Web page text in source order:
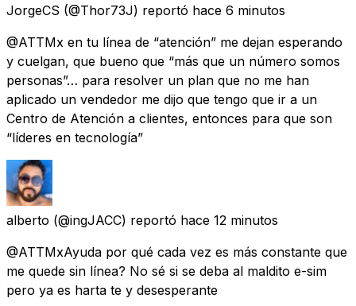
JorgeCS (@Thor73J) reportó hace 6 minutos
@ATTMx en tu línea de “atención” me dejan esperando
y cuelgan, que bueno que “más que un número somos
personas”… para resolver un plan que no me han
aplicado un vendedor me dijo que tengo que ir a un
Centro de Atención a clientes, entonces para que son
“líderes en tecnología”
alberto (@ingJACC) reportó hace 12 minutos
@ATTMxAyuda por qué cada vez es más constante que
me quede sin línea? No sé si se deba al maldito e-sim
pero ya es harta te y desesperante